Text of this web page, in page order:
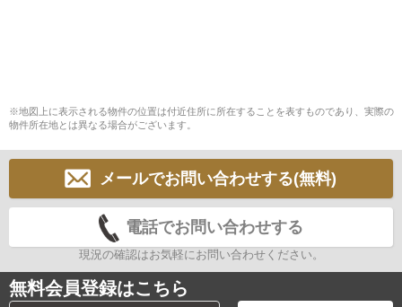
※地図上に表示される物件の位置は付近住所に所在することを表すものであり、実際の
物件所在地とは異なる場合がございます。
メールでお問い合わせする(無料)
電話でお問い合わせする
現況の確認はお気軽にお問い合わせください。
無料会員登録はこちら